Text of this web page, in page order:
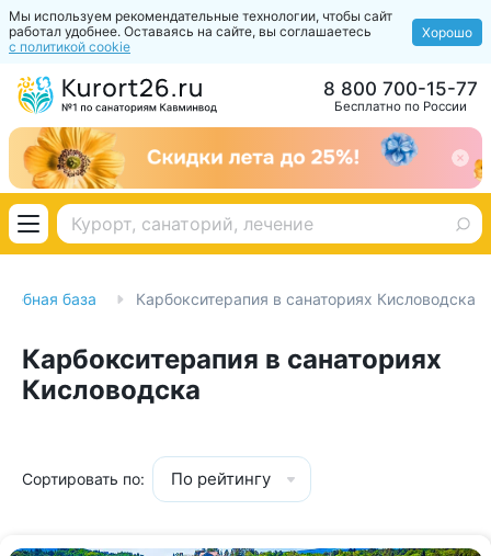
Мы используем рекомендательные технологии, чтобы сайт
работал удобнее. Оставаясь на сайте, вы соглашаетесь
с политикой cookie
Хорошо
Бесплатно по России
8 800 700-15-77
база Карбокситерапия в санаториях Кисловодска
Карбокситерапия в санаториях
Кисловодска
Сортировать по: По рейтингу